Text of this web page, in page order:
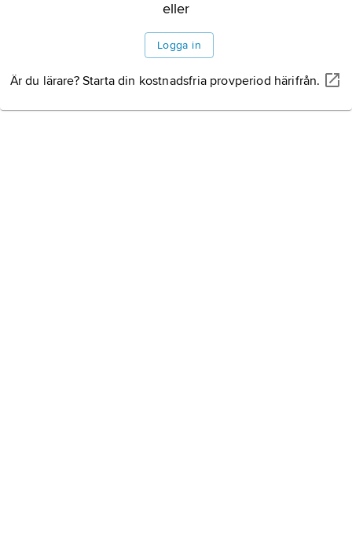
eller
Logga in
Är du lärare? Starta din kostnadsfria provperiod härifrån.